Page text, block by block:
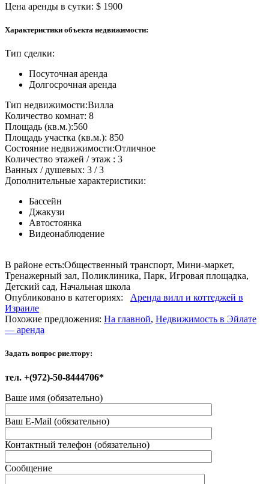
Цена аренды в сутки: $ 1900
Характеристики объекта недвижимости:
Тип сделки:
Посуточная аренда
Долгосрочная аренда
Тип недвижимости:Вилла
Количество комнат: 8
Площадь (кв.м.):560
Площадь участка (кв.м.): 850
Состояние недвижимости:Отличное
Количество этажей / этаж : 3
Ванных / душевых: 3 / 3
Дополнительные характеристики:
Бассейн
Джакузи
Автостоянка
Видеонаблюдение
В районе есть:Общественный транспорт, Мини-маркет,
Тренажерный зал, Поликлиника, Парк, Игровая площадка,
Детский сад, Начальная школа
Опубликовано в категориях: Аренда вилл и коттеджей в
Израиле
Похожие предложения: На главной, Недвижимость в Эйлате
— аренда
Задать вопрос риелтору:
тел. +(972)-50-8444706*
Ваше имя (обязательно)
Ваш E-Mail (обязательно)
Контактный телефон (обязательно)
Сообщение